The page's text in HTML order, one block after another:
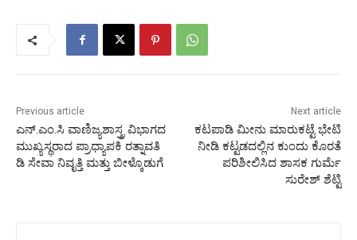
Previous article
ಎನ್.ಎಂ.ಸಿ ವಾಣಿಜ್ಯಶಾಸ್ತ್ರ ವಿಭಾಗದ
ಮುಖ್ಯಸ್ಥರಾದ ಪ್ರಾಧ್ಯಾಪಕಿ ರತ್ನಾವತಿ
ಡಿ ಸೇವಾ ನಿವೃತ್ತಿ ಮತ್ತು ಬೀಳ್ಕೊಡುಗೆ
Next article
ಕಟಪಾಡಿ ಮೀನು ಮಾರುಕಟ್ಟೆ ಭೇಟಿ
ನೀಡಿ ಕಟ್ಟಡದಲ್ಲಿನ ಕುಂದು ಕೊರತೆ
ಪರಿಶೀಲಿಸಿದ ಶಾಸಕ ಗುರ್ಮೆ
ಸುರೇಶ್ ಶೆಟ್ಟಿ